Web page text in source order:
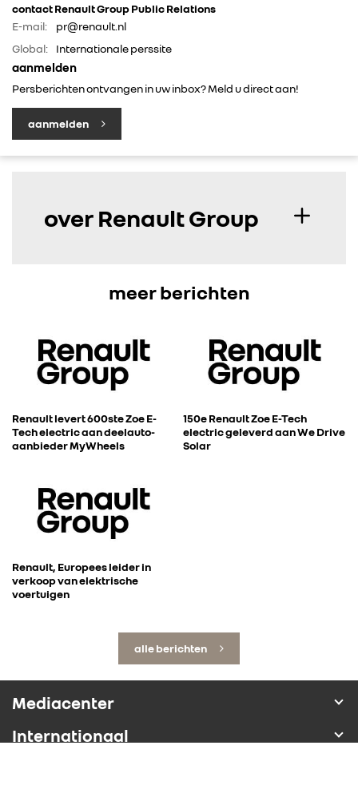
contact Renault Group Public Relations
E-mail:
pr@renault.nl
Global:
Internationale perssite
aanmelden
Persberichten ontvangen in uw inbox? Meld u direct aan!
aanmelden
over Renault Group
meer berichten
Renault levert 600ste Zoe E-
Tech electric aan deelauto-
aanbieder MyWheels
150e Renault Zoe E-Tech
electric geleverd aan We Drive
Solar
Renault, Europees leider in
verkoop van elektrische
voertuigen
alle berichten
Mediacenter
Internationaal